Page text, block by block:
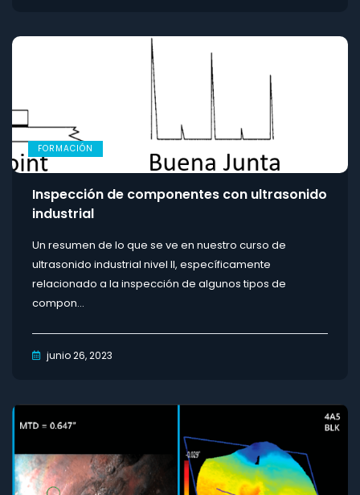
FORMACIÓN
Inspección de componentes con ultrasonido
industrial
Un resumen de lo que se ve en nuestro curso de
ultrasonido industrial nivel II, específicamente
relacionado a la inspección de algunos tipos de
compon...
junio 26, 2023